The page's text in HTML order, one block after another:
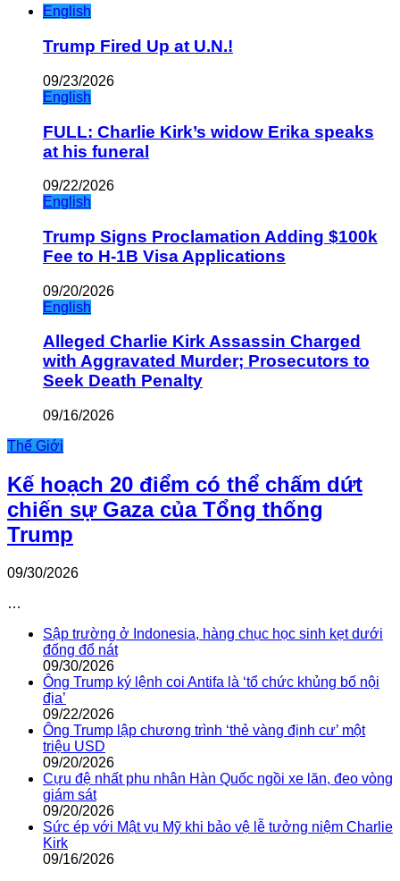
English
Trump Fired Up at U.N.!
09/23/2026
English
FULL: Charlie Kirk’s widow Erika speaks
at his funeral
09/22/2026
English
Trump Signs Proclamation Adding $100k
Fee to H-1B Visa Applications
09/20/2026
English
Alleged Charlie Kirk Assassin Charged
with Aggravated Murder; Prosecutors to
Seek Death Penalty
09/16/2026
Thế Giới
Kế hoạch 20 điểm có thể chấm dứt
chiến sự Gaza của Tổng thống
Trump
09/30/2026
…
Sập trường ở Indonesia, hàng chục học sinh kẹt dưới
đống đổ nát
09/30/2026
Ông Trump ký lệnh coi Antifa là ‘tổ chức khủng bố nội
địa’
09/22/2026
Ông Trump lập chương trình ‘thẻ vàng định cư’ một
triệu USD
09/20/2026
Cựu đệ nhất phu nhân Hàn Quốc ngồi xe lăn, đeo vòng
giám sát
09/20/2026
Sức ép với Mật vụ Mỹ khi bảo vệ lễ tưởng niệm Charlie
Kirk
09/16/2026